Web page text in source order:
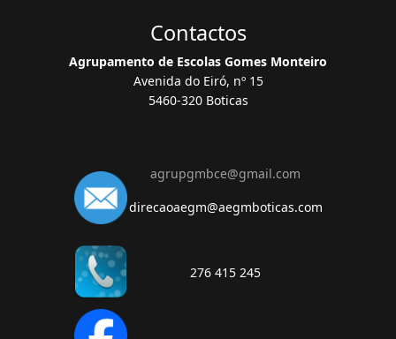
Contactos
Agrupamento de Escolas Gomes Monteiro
Avenida do Eiró, nº 15
5460-320 Boticas
agrupgmbce@gmail.com
direcaoaegm@aegmboticas.com
276 415 245